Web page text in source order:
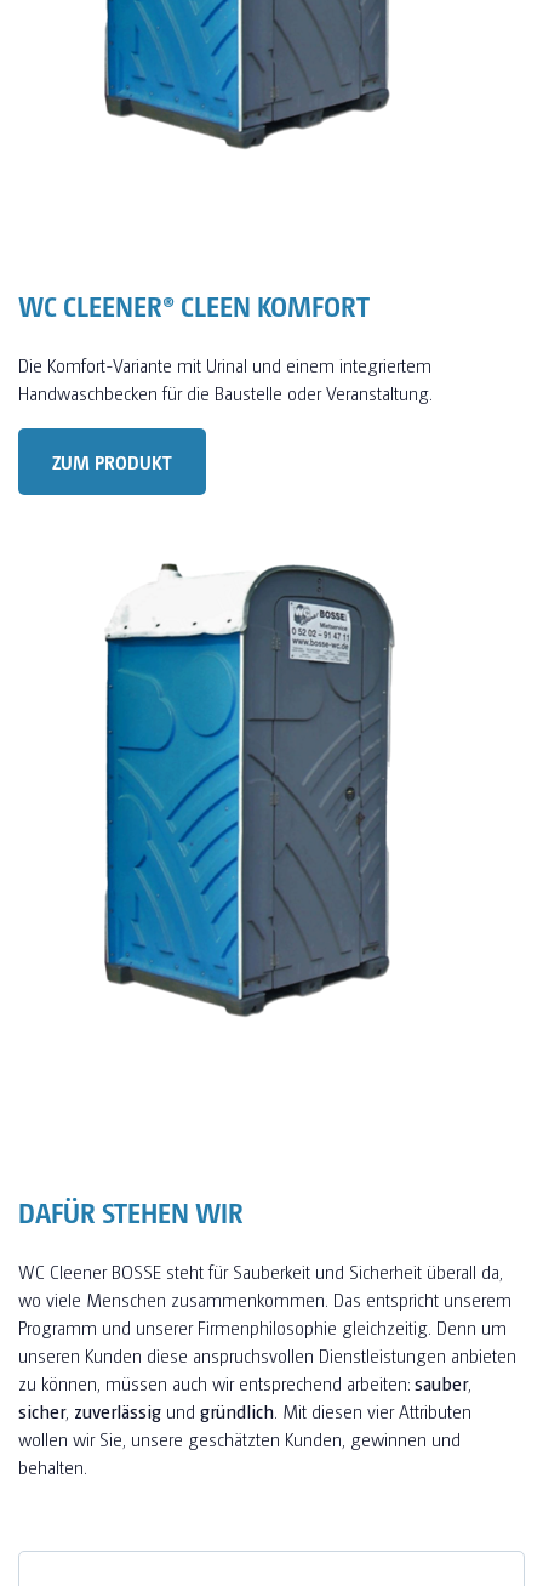
WC CLEENER® CLEEN KOMFORT
Die Komfort-Variante mit Urinal und einem integriertem
Handwaschbecken für die Baustelle oder Veranstaltung.
ZUM PRODUKT
DAFÜR STEHEN WIR
WC Cleener BOSSE steht für Sauberkeit und Sicherheit überall da,
wo viele Menschen zusammenkommen. Das entspricht unserem
Programm und unserer Firmenphilosophie gleichzeitig. Denn um
unseren Kunden diese anspruchsvollen Dienstleistungen anbieten
zu können, müssen auch wir entsprechend arbeiten:sauber,
sicher, zuverlässig und gründlich . Mit diesen vier Attributen
wollen wir Sie, unsere geschätzten Kunden, gewinnen und
behalten.